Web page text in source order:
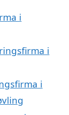
i
i
i